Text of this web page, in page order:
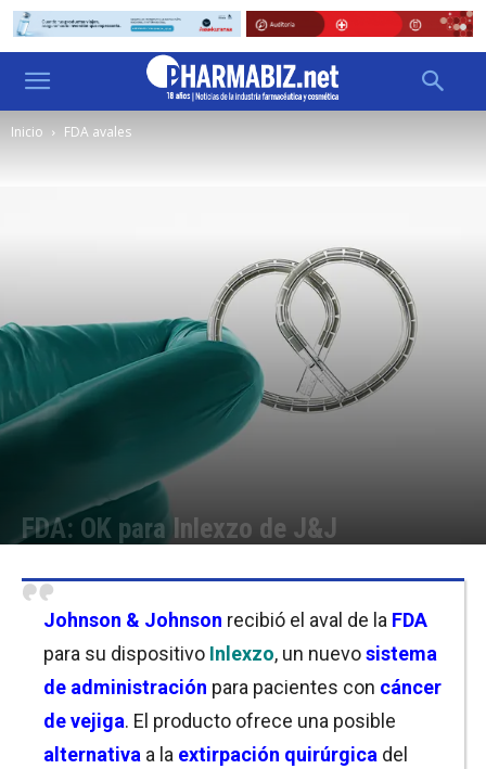
Inicio FDA avales
FDA: OK para Inlexzo de J&J
Johnson & Johnson recibió el aval de la FDA
para su dispositivo Inlexzo, un nuevosistema
de administración para pacientes con cáncer
de vejiga. El producto ofrece una posible
alternativa a la extirpación quirúrgica del